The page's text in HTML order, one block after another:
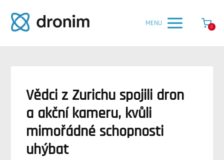
MENU 0
Vědci z Zurichu spojili dron
a akční kameru, kvůli
mimořádné schopnosti
uhýbat